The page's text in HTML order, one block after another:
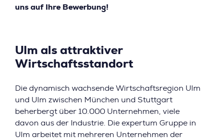
uns auf Ihre Bewerbung!
Ulm als attraktiver
Wirtschaftsstandort
Die dynamisch wachsende Wirtschaftsregion Ulm
und Ulm zwischen München und Stuttgart
beherbergt über 10.000 Unternehmen, viele
davon aus der Industrie. Die expertum Gruppe in
Ulm arbeitet mit mehreren Unternehmen der